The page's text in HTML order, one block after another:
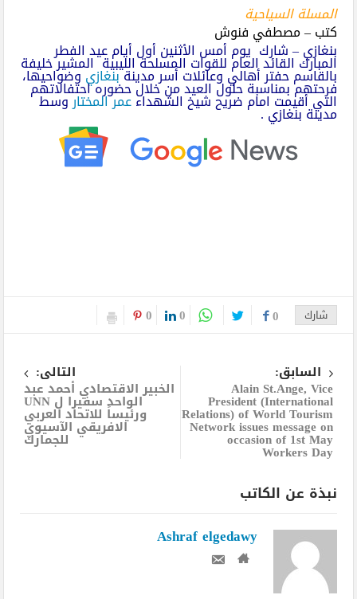
المسلة السياحية
كتب – مصطفي فنوش
بنغازي – شارك يوم أمس الأثنين أول أيام عيد الفطر
المبارك القائد العام للقوات المسلحة الليبية المشير خليفة
بالقاسم حفتر أهالي وعائلات أسر مدينةبنغازيوضواحيها،
فرحتهم بمناسبة حلول العيد من خلال حضوره احتفالاتهم
التي أقيمت امام ضريح شيخ الشهداءعمر المختاروسط
مدينة بنغازي .
شارك 0
0
0
السابق:
Alain St.Ange, Vice
President (International
Relations) of World Tourism
Network issues message on
occasion of 1st May
Workers Day
التالى:
الخبير الاقتصادي أحمد عبد
الواحد سفيرا ل UNN
ورئيساً للاتحاد العربي
الافريقي الآسيوي
للجمارك
نبذة عن الكاتب
Ashraf elgedawy